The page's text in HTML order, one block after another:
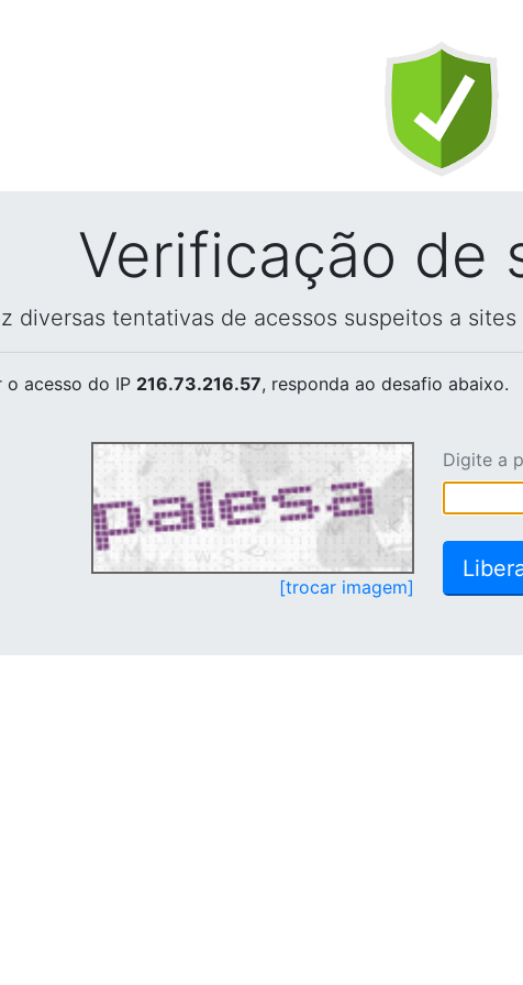
Verificação de
diversas tentativas de acessos suspeitos a
o acesso do IP 216.73.216.57, responda ao desafio abaixo.
[trocar imagem]
Digite a